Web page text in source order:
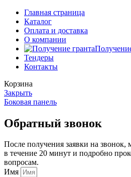
Главная страница
Каталог
Оплата и доставка
О компании
Тендеры
Контакты
Корзина
Закрыть
Боковая панель
Обратный звонок
После получения заявки на звонок,
в течение 20 минут и подробно
вопросам.
Имя